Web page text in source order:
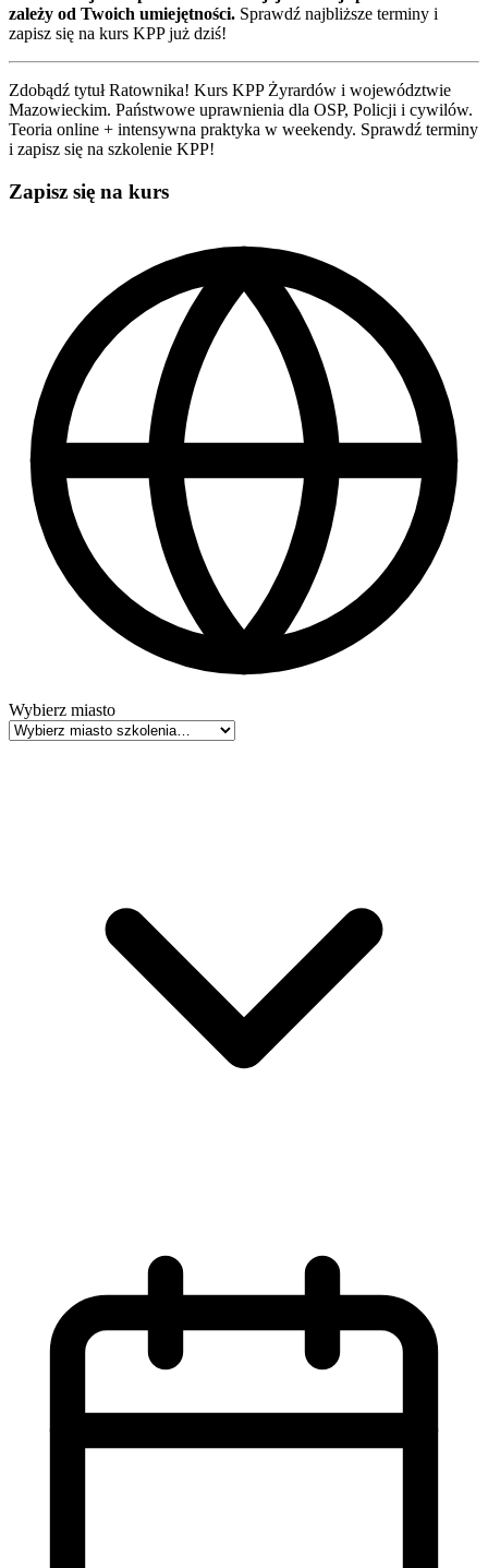
zależy od Twoich umiejętności. Sprawdź najbliższe terminy i
zapisz się na kurs KPP już dziś!
Zdobądź tytuł Ratownika! Kurs KPP Żyrardów i województwie
Mazowieckim. Państwowe uprawnienia dla OSP, Policji i cywilów.
Teoria online + intensywna praktyka w weekendy. Sprawdź terminy
i zapisz się na szkolenie KPP!
Zapisz się na kurs
Wybierz miasto